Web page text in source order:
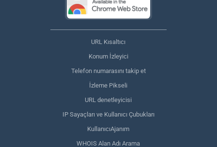
URL Kısaltıcı
Konum İzleyici
Telefon numarasını takip et
İzleme Pikseli
URL denetleyicisi
IP Sayaçları ve Kullanıcı Çubukları
KullanıcıAjanım
WHOIS Alan Adı Arama